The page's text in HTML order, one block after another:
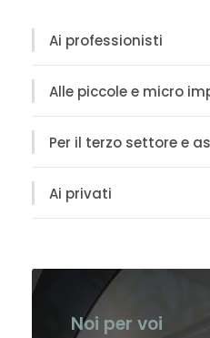
Ai professionisti
Alle piccole e micro
Per il terzo settore e
Ai privati
Noi per voi